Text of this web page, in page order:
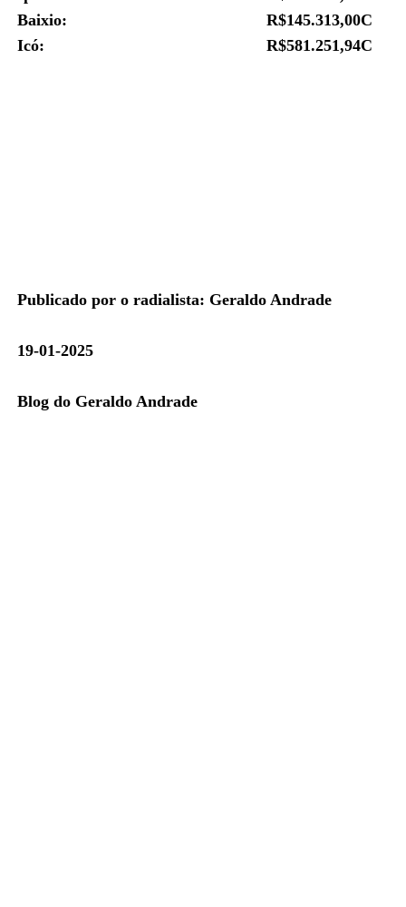
Baixio: R$145.313,00C
Icó: R$581.251,94C
Publicado por o radialista: Geraldo Andrade
19-01-2025
Blog do Geraldo Andrade